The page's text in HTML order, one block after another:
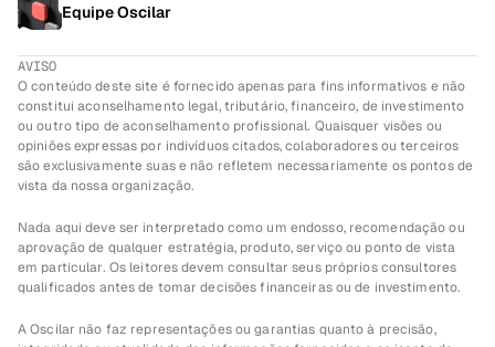
Equipe Oscilar
AVISO
O conteúdo deste site é fornecido apenas para fins informativos e não
constitui aconselhamento legal, tributário, financeiro, de investimento
ou outro tipo de aconselhamento profissional. Quaisquer visões ou
opiniões expressas por indivíduos citados, colaboradores ou terceiros
são exclusivamente suas e não refletem necessariamente os pontos de
vista da nossa organização.
Nada aqui deve ser interpretado como um endosso, recomendação ou
aprovação de qualquer estratégia, produto, serviço ou ponto de vista
em particular. Os leitores devem consultar seus próprios consultores
qualificados antes de tomar decisões financeiras ou de investimento.
A Oscilar não faz representações ou garantias quanto à precisão,